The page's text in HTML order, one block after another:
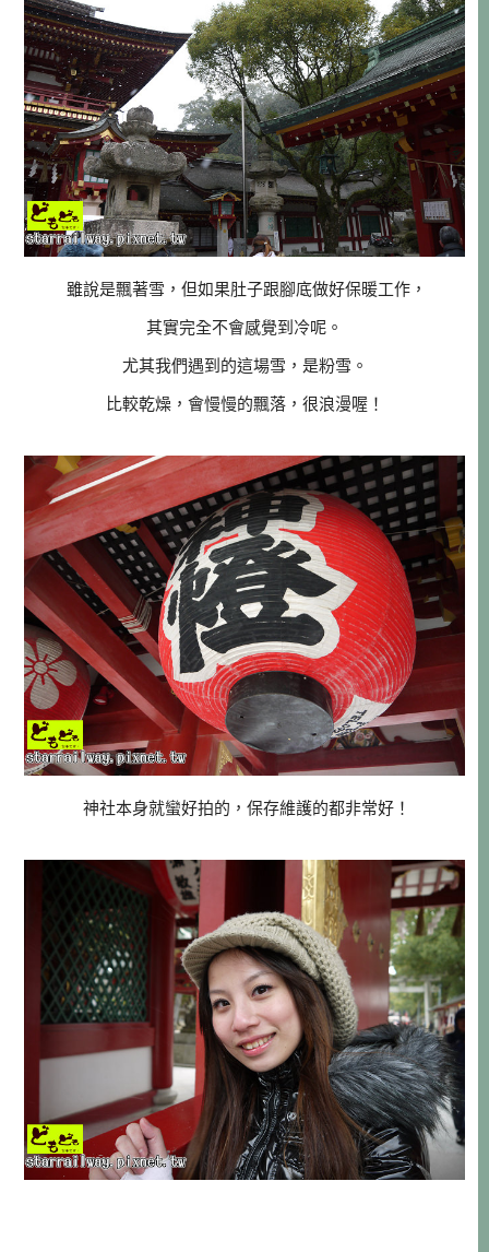
雖說是飄著雪，但如果肚子跟腳底做好保暖工作，
其實完全不會感覺到冷呢。
尤其我們遇到的這場雪，是粉雪。
比較乾燥，會慢慢的飄落，很浪漫喔！
神社本身就蠻好拍的，保存維護的都非常好！